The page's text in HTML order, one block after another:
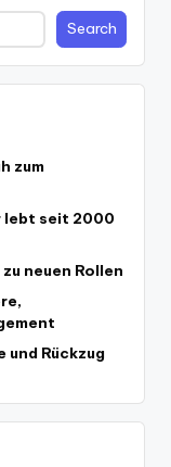
Search
zum
lebt seit 2000
neuen Rollen
Rückzug